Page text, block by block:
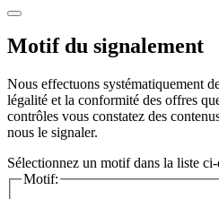
Motif du signalement
Nous effectuons systématiquement
légalité et la conformité des offres
contrôles vous constatez des
nous le signaler.
Sélectionnez un motif dans la liste ci-
Motif: